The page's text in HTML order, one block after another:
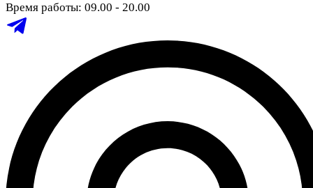
Время работы: 09.00 - 20.00